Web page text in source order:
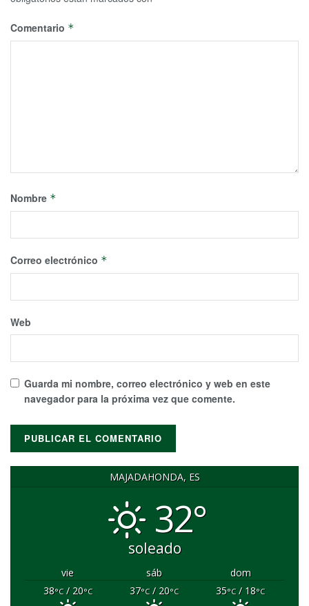
Comentario *
Nombre *
Correo electrónico *
Web
Guarda mi nombre, correo electrónico y web en este
navegador para la próxima vez que comente.
MAJADAHONDA, ES
32°
soleado
vie sáb
dom
38°C/ 20°C 37°C/ 20°C 35°C/ 18°C